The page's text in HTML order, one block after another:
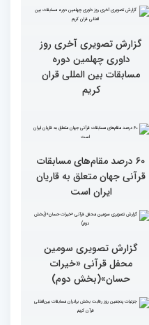
مسابقات قرآن، ترویج گر
فرهنگ زندگی قرآنی است
داوری چهلمین دوره
مسابقات بین المللی قران
کریم
۶۰ درصد مقام‌های مسابقات